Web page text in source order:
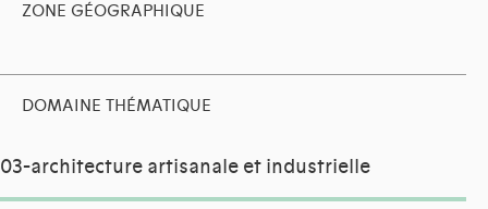
ZONE GÉOGRAPHIQUE
DOMAINE THÉMATIQUE
03-architecture artisanale et industrielle